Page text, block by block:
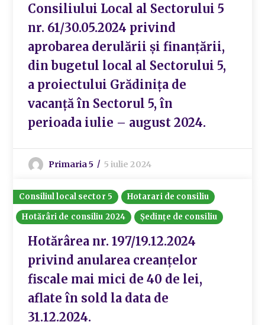
Consiliului Local al Sectorului 5
nr. 61/30.05.2024 privind
aprobarea derulării și finanțării,
din bugetul local al Sectorului 5,
a proiectului Grădinița de
vacanță în Sectorul 5, în
perioada iulie – august 2024.
Primaria 5 5 iulie 2024
Consiliul local sector 5
Hotarari de consiliu
Hotărâri de consiliu 2024
Ședințe de consiliu
Hotărârea nr. 197/19.12.2024
privind anularea creanțelor
fiscale mai mici de 40 de lei,
aflate în sold la data de
31.12.2024.